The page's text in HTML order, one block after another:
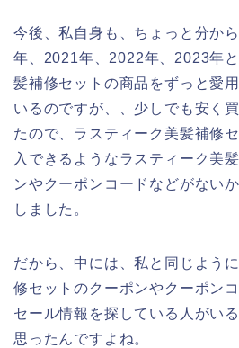
今後、私自身も、ちょっと分か
年、2021年、2022年、2023年
髪補修セットの商品をずっと愛
いるのですが、、少しでも安く
たので、ラスティーク美髪補修
入できるようなラスティーク美
ンやクーポンコードなどがない
しました。
だから、中には、私と同じよう
修セットのクーポンやクーポン
セール情報を探している人がい
思ったんですよね。